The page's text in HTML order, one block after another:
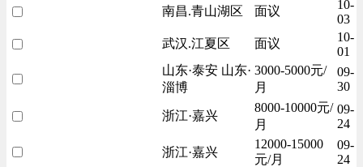
南昌.青山湖区
面议
10-
03
武汉.江夏区
面议
10-
01
山东·泰安 山东·
淄博
3000-5000元/
月
09-
30
浙江·嘉兴
8000-10000元/
月
09-
24
浙江·嘉兴
12000-15000
元/月
09-
24